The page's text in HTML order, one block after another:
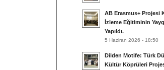
AB Erasmus+ Projesi
İzleme Eğitiminin
Yapıldı.
5 Haziran 2026 - 18:50
Dilden Motife: Türk
Kültür Köprüleri